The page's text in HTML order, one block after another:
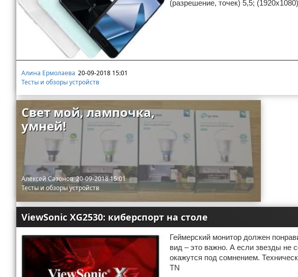
Разное
Отказ от ответственности
(разрешение, точек) 5,5;
Алина Ермолаева 20-09-2018 15:01
Тесты и обзоры устройств
Свет мой, лампочка,
умней!
Алексей Сазонов 20-09-2018 15:01
Тесты и обзоры устройств
ViewSonic XG2530: киберспорт на столе
Геймерский монитор должен
вид – это важно. А если звезды не
окажутся под сомнением.
TN